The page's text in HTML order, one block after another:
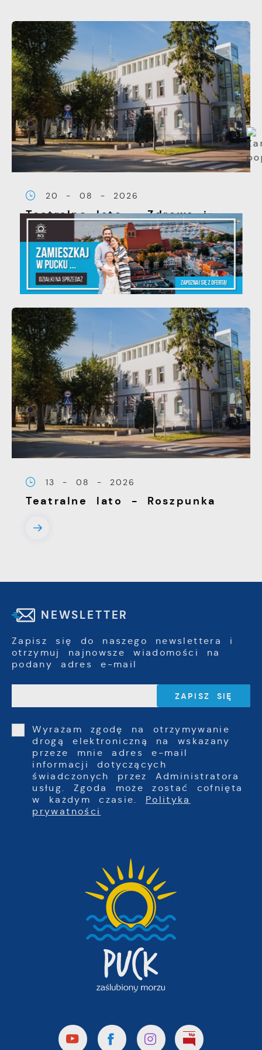
20 - 08 - 2026
Teatralne lato - Zdrowo i
kolorowo
13 - 08 - 2026
Teatralne lato - Roszpunka
NEWSLETTER
Zapisz się do naszego newslettera i
otrzymuj najnowsze wiadomości na
podany adres e-mail
Wyrażam zgodę na otrzymywanie
drogą elektroniczną na wskazany
przeze mnie adres e-mail
informacji dotyczących
świadczonych przez Administratora
usług. Zgoda może zostać cofnięta
w każdym czasie. Polityka
prywatności